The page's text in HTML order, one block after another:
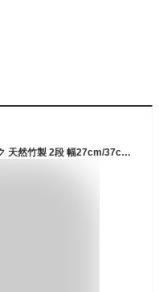
FiveLn フラワースタンド ガーデンラック 天然竹製 2段 幅27cm/37cm/47cm/57cm フラワーラック プランタースタンド 鉢植え 植木鉢スタンド 園芸ラック 植物棚 盆栽棚 多肉植物 花台 植物スタンド飾り台 花収納 安定性 屋外 室内 玄関先 シンプル (原色-2段-幅57cm)